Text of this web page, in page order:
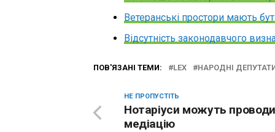
Ветеранські простори мають
Відсутність законодавчого
ПОВ'ЯЗАНІ ТЕМИ: LEX НАРОДНІ
НЕ ПРОПУСТІТЬ
Нотаріуси можуть
медіацію